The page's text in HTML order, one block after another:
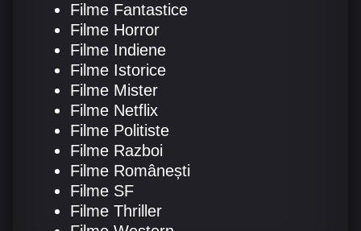
Filme Fantastice
Filme Horror
Filme Indiene
Filme Istorice
Filme Mister
Filme Netflix
Filme Politiste
Filme Razboi
Filme Românești
Filme SF
Filme Thriller